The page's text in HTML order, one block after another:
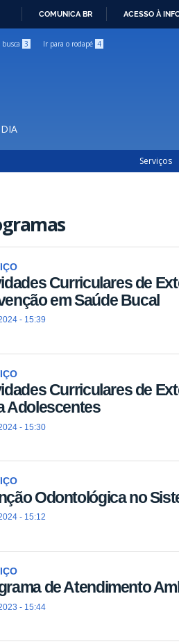
COMUNICA BR ACESSO À
3 Ir para o rodapé 4
Serviços
Curriculares de
em Saúde Bucal
- 15:39
Curriculares de
Adolescentes
- 15:30
Odontológica no
- 15:12
de Atendimento
- 15:44